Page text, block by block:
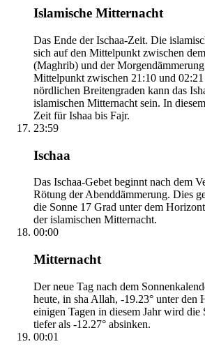
Islamische Mitternacht
Das Ende der Ischaa-Zeit. Die
sich auf den Mittelpunkt zwischen
(Maghrib) und der
Mittelpunkt zwischen 21:10 und
nördlichen Breitengraden kann das
islamischen Mitternacht sein. In
Zeit für Ishaa bis Fajr.
23:59
Ischaa
Das Ischaa-Gebet beginnt nach dem
Rötung der Abenddämmerung. Dies
die Sonne 17 Grad unter dem
der islamischen Mitternacht.
00:00
Mitternacht
Der neue Tag nach dem
heute, in sha Allah, -19.23° unter den
einigen Tagen in diesem Jahr wird die
tiefer als -12.27° absinken.
00:01